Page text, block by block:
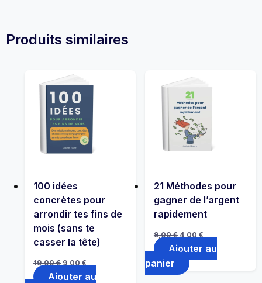
Produits similaires
100 idées
concrètes pour
arrondir tes fins de
mois (sans te
casser la tête)
19,00€ Le
prix
initial
9,00 €
prix
actuel
Ajouter au
21 Méthodes pour
gagner de l’argent
rapidement
9,00€ Le
prix
initial
9,00 €.
4,00 €Le
prix
actuel
Ajouter au
panier